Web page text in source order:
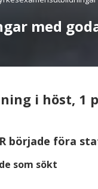
med
i höst, 1
började föra
som sökt